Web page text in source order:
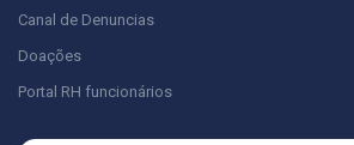
Canal de Denuncias
Doações
Portal RH funcionários